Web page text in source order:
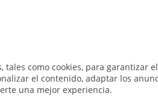
tales como cookies, para garantizar el
el contenido, adaptar los
una mejor experiencia.